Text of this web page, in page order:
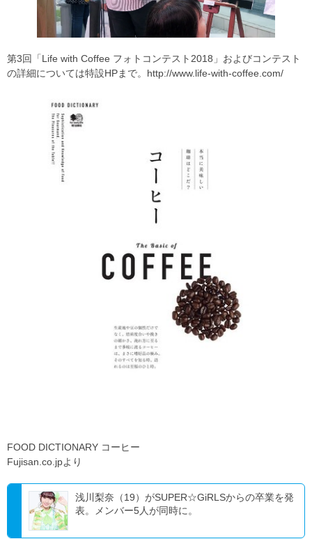
第3回「Life with Coffee フォトコンテスト2018」およびコンテスト
の詳細については特設HPまで。http://www.life-with-coffee.com/
FOOD DICTIONARY コーヒー
Fujisan.co.jpより
浅川梨奈（19）がSUPER☆GiRLSからの卒業を発
表。メンバー5人が同時に。